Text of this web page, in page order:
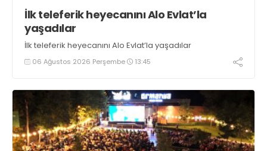
İlk teleferik heyecanını Alo Evlat’la
yaşadılar
İlk teleferik heyecanını Alo Evlat’la yaşadılar
06 Ağustos 2026 Perşembe 13:45